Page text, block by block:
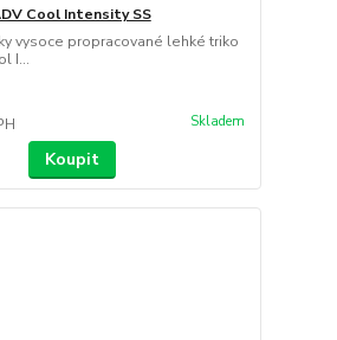
Cool Intensity SS
vysoce propracované lehké triko
I...
Skladem
Koupit